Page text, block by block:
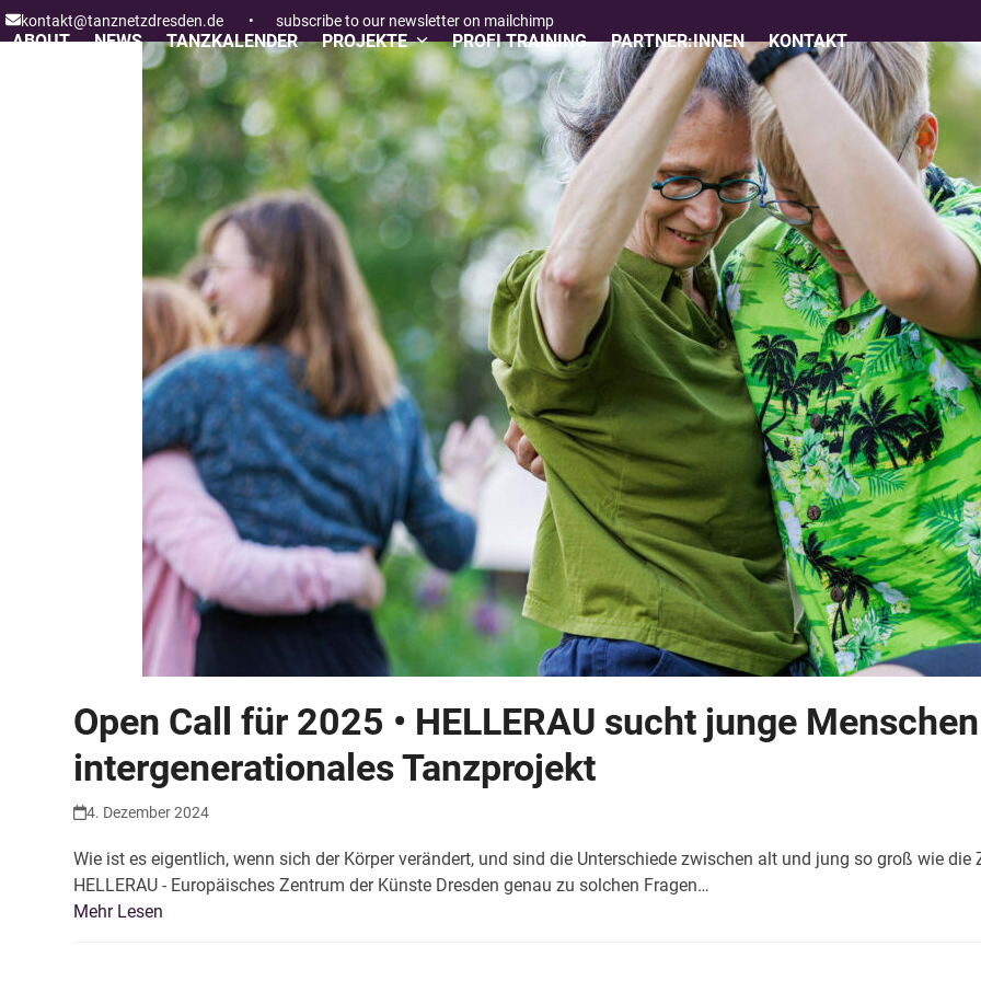
Skip
to
kontakt@tanznetzdresden.de • subscribe to our newsletter on mailchimp
ABOUT NEWS TANZKALENDER PROJEKTE PROFI TRAINING PARTNER:INNEN KONTAKT
Open Call für 2025 • HELLERAU sucht junge
intergenerationales Tanzprojekt
4. Dezember 2024
Wie ist es eigentlich, wenn sich der Körper verändert, und sind die Unterschiede zwischen alt und jung so groß wie
HELLERAU - Europäisches Zentrum der Künste Dresden genau zu solchen Fragen…
Mehr Lesen